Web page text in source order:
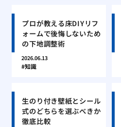
プロが教える床DIYリフ
ォームで後悔しないため
の下地調整術
2026.06.13
知識
生のり付き壁紙とシール
式のどちらを選ぶべきか
徹底比較